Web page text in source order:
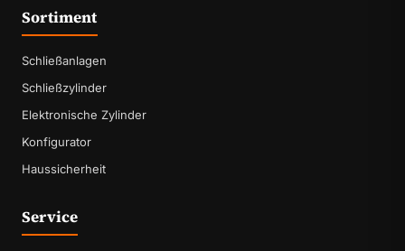
Sortiment
Schließanlagen
Schließzylinder
Elektronische Zylinder
Konfigurator
Haussicherheit
Service